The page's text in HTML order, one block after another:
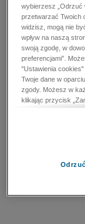
wybierzesz „Odrzuć
przetwarzać Twoich
widzisz, mogą nie
wpływ na naszą
swoją zgodę, w
preferencjami”.
"Ustawienia
Twoje dane w
zgody. Możesz w
klikając przycisk
cookies" na dole
zapobiegania
przetwarzaniu